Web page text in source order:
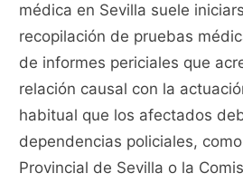
médica en Sevilla suele
recopilación de pruebas
de informes periciales que
relación causal con la
habitual que los afectados
dependencias policiales,
Provincial de Sevilla o la